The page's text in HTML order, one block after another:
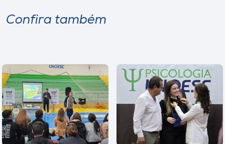
Confira também